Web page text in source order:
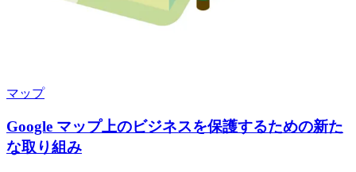
マップ
Google マップ上のビジネスを保護するための新た
な取り組み